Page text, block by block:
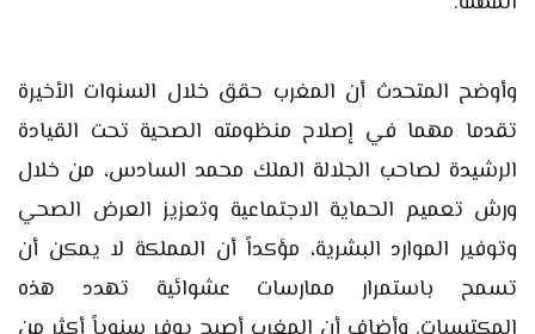
وأوضح المتحدث أن المغرب حقق خلال السنوات الأخيرة
تقدما مهما في إصلاح منظومته الصحية تحت القيادة
الرشيدة لصاحب الجلالة الملك محمد السادس، من خلال
ورش تعميم الحماية الاجتماعية وتعزيز العرض الصحي
وتوفير الموارد البشرية، مؤكداً أن المملكة لا يمكن أن
تسمح باستمرار ممارسات عشوائية تهدد هذه